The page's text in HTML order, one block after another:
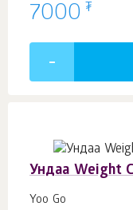
7000 ₮
Ундаа Weight
Yoo Gо